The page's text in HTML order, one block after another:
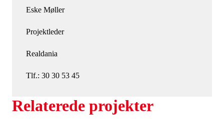
Eske Møller
Projektleder
Realdania
Tlf.: 30 30 53 45
Relaterede projekter